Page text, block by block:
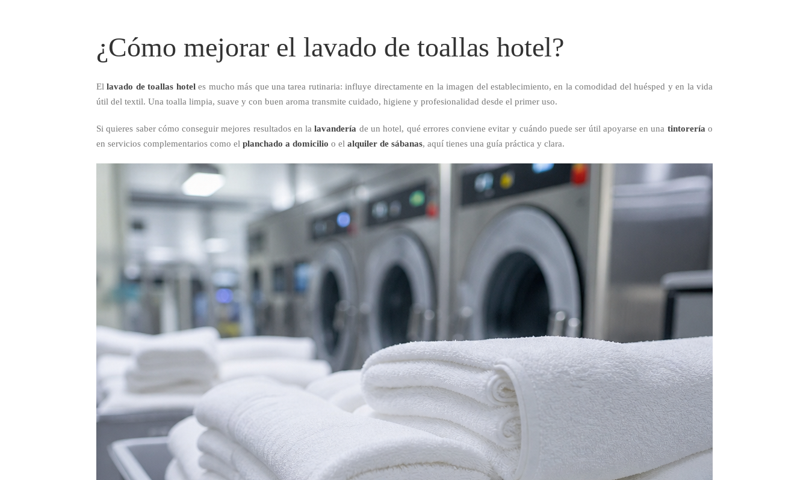
¿Cómo mejorar el lavado de toallas hotel?
Ellavado de toallas hoteles mucho más que una tarea rutinaria: influye directamente en la imagen del establecimiento, en la comodidad del huésped y en la vida
útil del textil. Una toalla limpia, suave y con buen aroma transmite cuidado, higiene y profesionalidad desde el primer uso.
Si quieres saber cómo conseguir mejores resultados en lalavandería de un hotel, qué errores conviene evitar y cuándo puede ser útil apoyarse en una tintoreríao
en servicios complementarios como el planchado a domicilio o el alquiler de sábanas, aquí tienes una guía práctica y clara.